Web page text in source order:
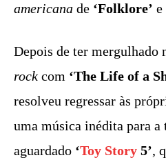
americana de ‘Folklore’ e
Depois de ter mergulhado
rock com ‘The Life of a
resolveu regressar às
uma música inédita para
aguardado ‘Toy Story 5’,